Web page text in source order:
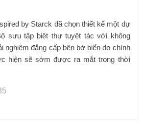
by Starck đã chọn thiết kế một dự
sưu tập biệt thự tuyệt tác với không
nghiệm đẳng cấp bên bờ biển do chính
hiện sẽ sớm được ra mắt trong thời